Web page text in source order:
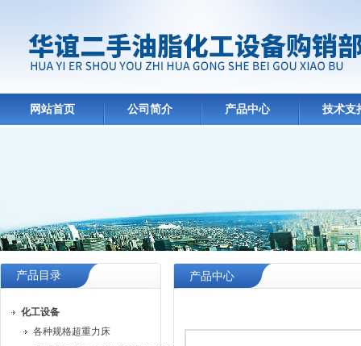
网站首页 公司简介 产品中心 技术支
产品目录
化工设备
各种规格超重力床
产品中心